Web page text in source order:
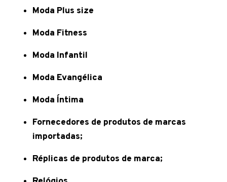
Moda Plus size
Moda Fitness
Moda Infantil
Moda Evangélica
Moda Íntima
Fornecedores de produtos de marcas
importadas;
Réplicas de produtos de marca;